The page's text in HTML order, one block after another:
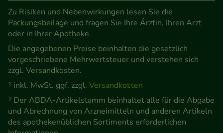
Zu Risiken und Nebenwirkungen lesen Sie die
Packungsbeilage und fragen Sie Ihre Ärztin, Ihren Arzt
oder in Ihrer Apotheke.
Die angegebenen Preise beinhalten die gesetzlich
vorgeschriebene Mehrwertsteuer und verstehen sich
zzgl. Versandkosten.
1 inkl. MwSt. ggf. zzgl. Versandkosten
2 Der ABDA-Artikelstamm beinhaltet alle für die Abgabe
und Abrechnung von Arzneimitteln und anderen Artikeln
des apothekenüblichen Sortiments erforderlichen